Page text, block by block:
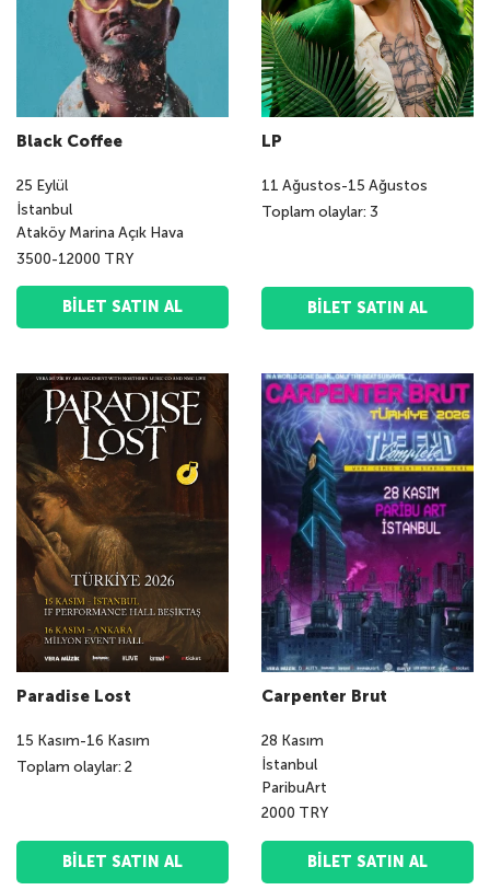
Black Coffee
25 Eylül
İstanbul
Ataköy Marina Açık Hava
3500-12000 TRY
BILET SATIN AL
LP
11 Ağustos-15 Ağustos
Toplam olaylar: 3
BILET SATIN AL
Paradise Lost
15 Kasım-16 Kasım
Toplam olaylar: 2
BILET SATIN AL
Carpenter Brut
28 Kasım
İstanbul
ParibuArt
2000 TRY
BILET SATIN AL